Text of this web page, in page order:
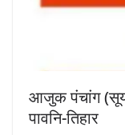
आजुक पंचांग
पावनि-तिहार